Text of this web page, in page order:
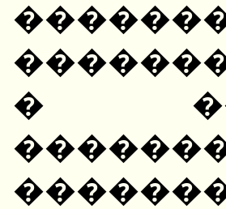
�